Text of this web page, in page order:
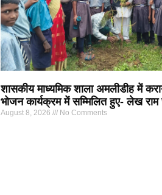
शासकीय माध्यमिक शाला अमलीडीह में
भोजन कार्यक्रम में सम्मिलित हुए- लेख राम
August 8, 2026 No Comments